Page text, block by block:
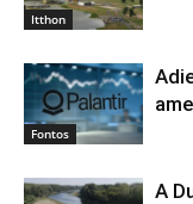
Itthon
Fontos
A